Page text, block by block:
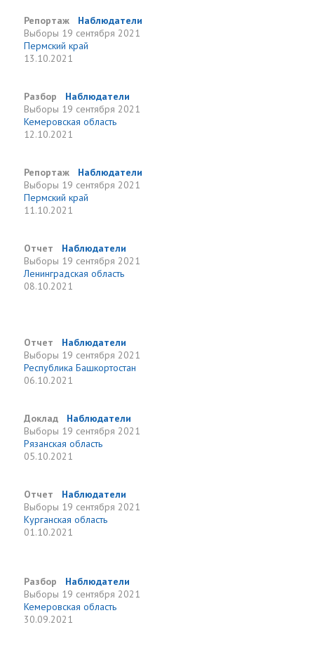
Репортаж
Наблюдатели
Выборы 19 сентября 2021
Пермский край
13.10.2021
Разбор
Наблюдатели
Выборы 19 сентября 2021
Кемеровская область
12.10.2021
Репортаж
Наблюдатели
Выборы 19 сентября 2021
Пермский край
11.10.2021
Отчет
Наблюдатели
Выборы 19 сентября 2021
Ленинградская область
08.10.2021
Отчет
Наблюдатели
Выборы 19 сентября 2021
Республика Башкортостан
06.10.2021
Доклад
Наблюдатели
Выборы 19 сентября 2021
Рязанская область
05.10.2021
Отчет
Наблюдатели
Выборы 19 сентября 2021
Курганская область
01.10.2021
Разбор
Наблюдатели
Выборы 19 сентября 2021
Кемеровская область
30.09.2021